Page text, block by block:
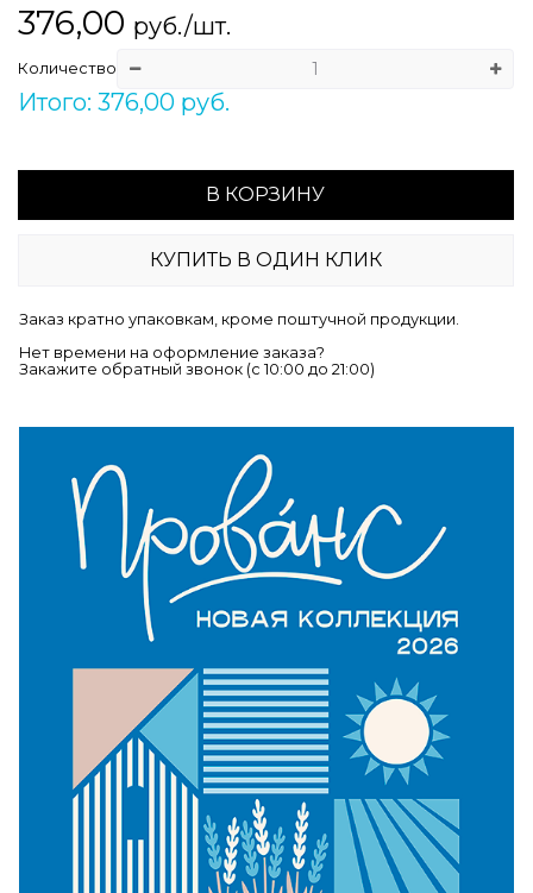
376,00 руб./шт.
Количество
Итого: 376,00 руб.
В КОРЗИНУ
КУПИТЬ В ОДИН КЛИК
Заказ кратно упаковкам, кроме поштучной продукции.
Нет времени на оформление заказа?
Закажите обратный звонок (c 10:00 до 21:00)